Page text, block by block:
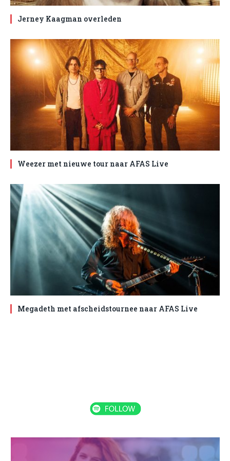
Jerney Kaagman overleden
Weezer met nieuwe tour naar AFAS Live
Megadeth met afscheidstournee naar AFAS Live